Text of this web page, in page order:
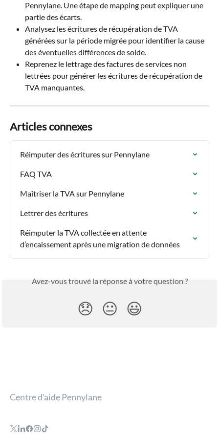
Pennylane. Une étape de mapping peut expliquer une
partie des écarts.
Analysez les écritures de récupération de TVA
générées sur la période migrée pour identifier la cause
des éventuelles différences de solde.
Reprenez le lettrage des factures de services non
lettrées pour générer les écritures de récupération de
TVA manquantes.
Articles connexes
Réimputer des écritures sur Pennylane
FAQ TVA
Maîtriser la TVA sur Pennylane
Lettrer des écritures
Réimputer la TVA collectée en attente
d’encaissement après une migration de données
Avez-vous trouvé la réponse à votre question ?
😞 😐 😃
Centre d'aide Pennylane